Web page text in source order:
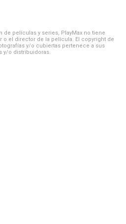
películas y series, PlayMax no tiene
el director de la película. El copyright de
y/o cubiertas pertenece a sus
y/o distribuidoras.